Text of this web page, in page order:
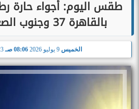
طقس اليوم: أجواء حارة
بالقاهرة 37 وجنوب الصعيد 40 درجة
الخميس 08:06 صـ 23